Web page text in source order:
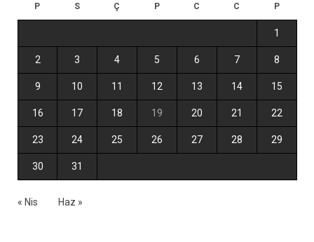
P S Ç P C C P
1
2 3 4 5 6 7 8
9 10 11 12 13 14 15
16 17 18 19 20 21 22
23 24 25 26 27 28 29
30 31
« Nis Haz »